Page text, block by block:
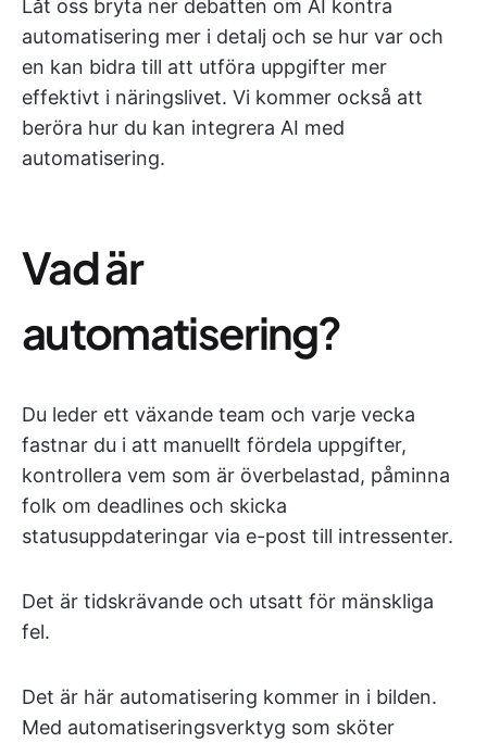
Låt oss bryta ner debatten om AI kontra
automatisering mer i detalj och se hur var och
en kan bidra till att utföra uppgifter mer
effektivt i näringslivet. Vi kommer också att
beröra hur du kan integrera AI med
automatisering.
Vad är
automatisering?
Du leder ett växande team och varje vecka
fastnar du i att manuellt fördela uppgifter,
kontrollera vem som är överbelastad, påminna
folk om deadlines och skicka
statusuppdateringar via e-post till intressenter.
Det är tidskrävande och utsatt för mänskliga
fel.
Det är här automatisering kommer in i bilden.
Med automatiseringsverktyg som sköter